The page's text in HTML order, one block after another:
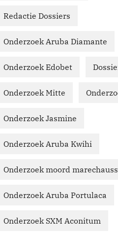
Redactie Dossiers
Onderzoek Aruba Diamante
Onderzoek Edobet
Onderzoek Mitte
Onderzoek Jasmine
Onderzoek Aruba Kwihi
Onderzoek moord
Onderzoek Aruba Portulaca
Onderzoek SXM Aconitum